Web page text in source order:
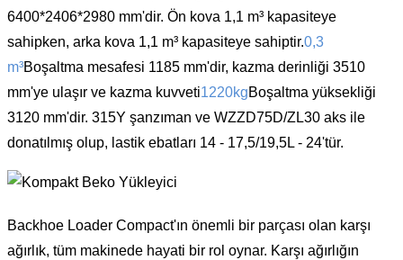
6400*2406*2980 mm'dir. Ön kova 1,1 m³ kapasiteye
sahipken, arka kova 1,1 m³ kapasiteye sahiptir.0,3
m³Boşaltma mesafesi 1185 mm'dir, kazma derinliği 3510
mm'ye ulaşır ve kazma kuvveti1220kgBoşaltma yüksekliği
3120 mm'dir. 315Y şanzıman ve WZZD75D/ZL30 aks ile
donatılmış olup, lastik ebatları 14 - 17,5/19,5L - 24'tür.
Backhoe Loader Compact'ın önemli bir parçası olan karşı
ağırlık, tüm makinede hayati bir rol oynar. Karşı ağırlığın